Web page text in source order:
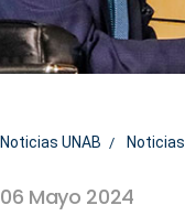
Noticias UNAB Noticias
06 Mayo 2024